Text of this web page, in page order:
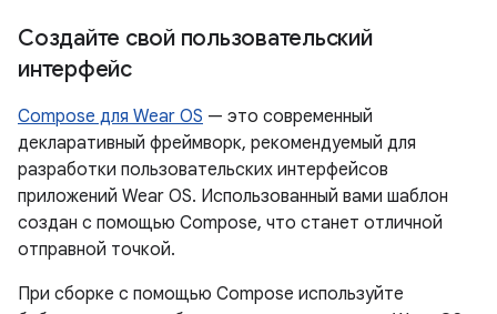
Создайте свой пользовательский
интерфейс
Compose для Wear OS — это современный
декларативный фреймворк, рекомендуемый для
разработки пользовательских интерфейсов
приложений Wear OS. Использованный вами шаблон
создан с помощью Compose, что станет отличной
отправной точкой.
При сборке с помощью Compose используйте